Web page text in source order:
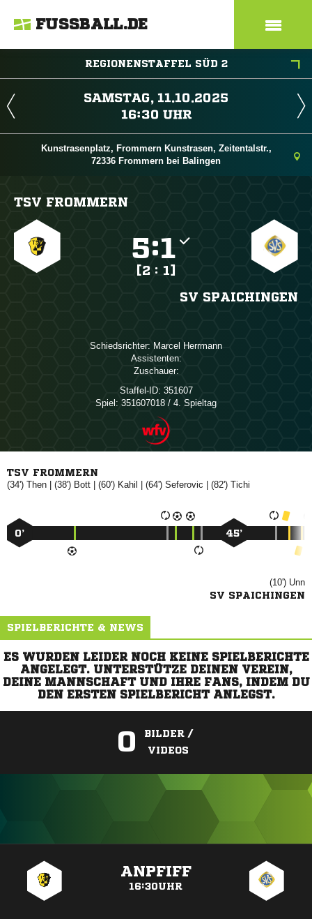
FUSSBALL.DE
REGIONENSTAFFEL SÜD 2
 
 
Kunstrasenplatz, Frommern Kunstrasen, Zeitentalstr.,
72336 Frommern bei Balingen
TSV FROMMERN
:
[2 : 1]
SV SPAICHINGEN
Schiedsrichter:  
Assistenten:
Zuschauer:
Staffel-ID: 351607
Spiel: 351607018 / 4. Spieltag
TSV FROMMERN
(34')  | (38')  | (60')  | (64')  | (82') 
0’ 45’
(10') 
SV SPAICHINGEN
SPIELBERICHTE & NEWS
ES WURDEN LEIDER NOCH KEINE SPIELBERICHTE
ANGELEGT. UNTERSTÜTZE DEINEN VEREIN,
DEINE MANNSCHAFT UND IHRE FANS, INDEM DU
DEN ERSTEN SPIELBERICHT ANLEGST.
0
BILDER /
VIDEOS
ANPFIFF
16:30UHR